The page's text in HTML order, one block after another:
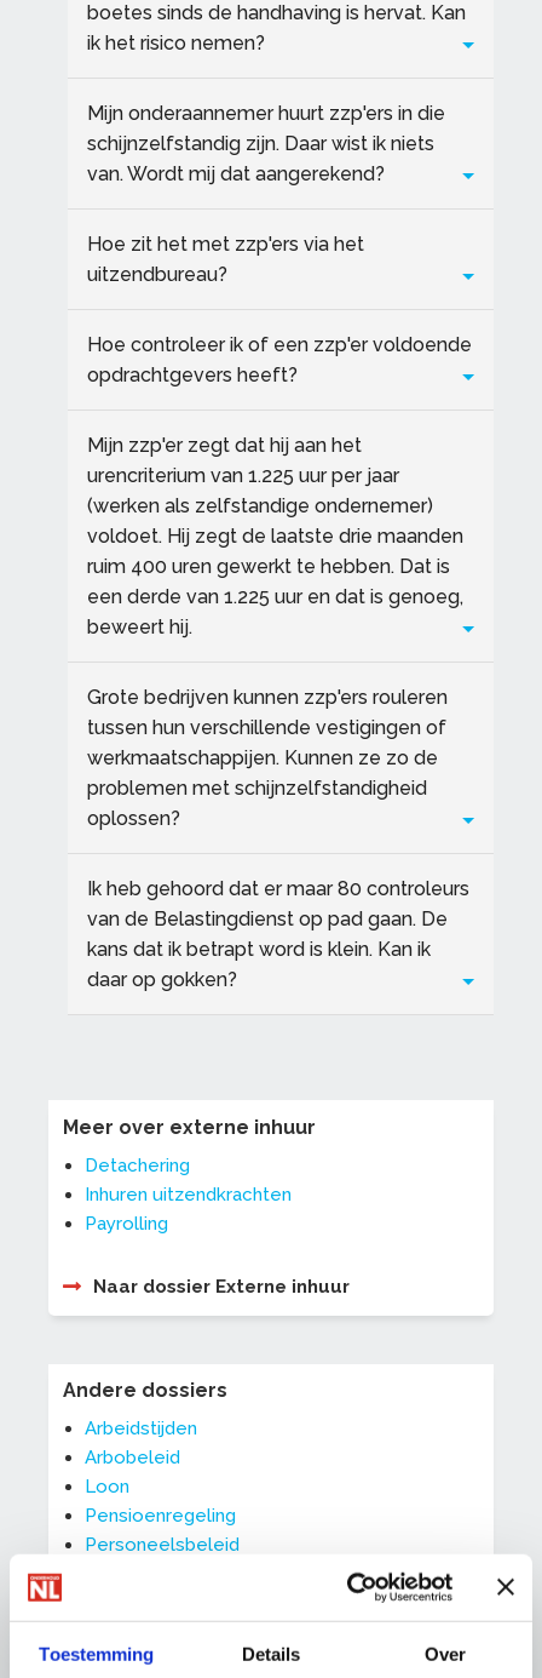
Toestemming Details Over
boetes sinds de handhaving is hervat. Kan
ik het risico nemen?
Mijn onderaannemer huurt zzp'ers in die
schijnzelfstandig zijn. Daar wist ik niets
van. Wordt mij dat aangerekend?
Hoe zit het met zzp'ers via het
uitzendbureau?
Hoe controleer ik of een zzp'er voldoende
opdrachtgevers heeft?
Mijn zzp'er zegt dat hij aan het
urencriterium van 1.225 uur per jaar
(werken als zelfstandige ondernemer)
voldoet. Hij zegt de laatste drie maanden
ruim 400 uren gewerkt te hebben. Dat is
een derde van 1.225 uur en dat is genoeg,
beweert hij.
Grote bedrijven kunnen zzp'ers rouleren
tussen hun verschillende vestigingen of
werkmaatschappijen. Kunnen ze zo de
problemen met schijnzelfstandigheid
oplossen?
Ik heb gehoord dat er maar 80 controleurs
van de Belastingdienst op pad gaan. De
kans dat ik betrapt word is klein. Kan ik
daar op gokken?
Meer over externe inhuur
Detachering
Inhuren uitzendkrachten
Payrolling
Naar dossier Externe inhuur
Andere dossiers
Arbeidstijden
Arbobeleid
Loon
Pensioenregeling
Personeelsbeleid
Verlofregelingen